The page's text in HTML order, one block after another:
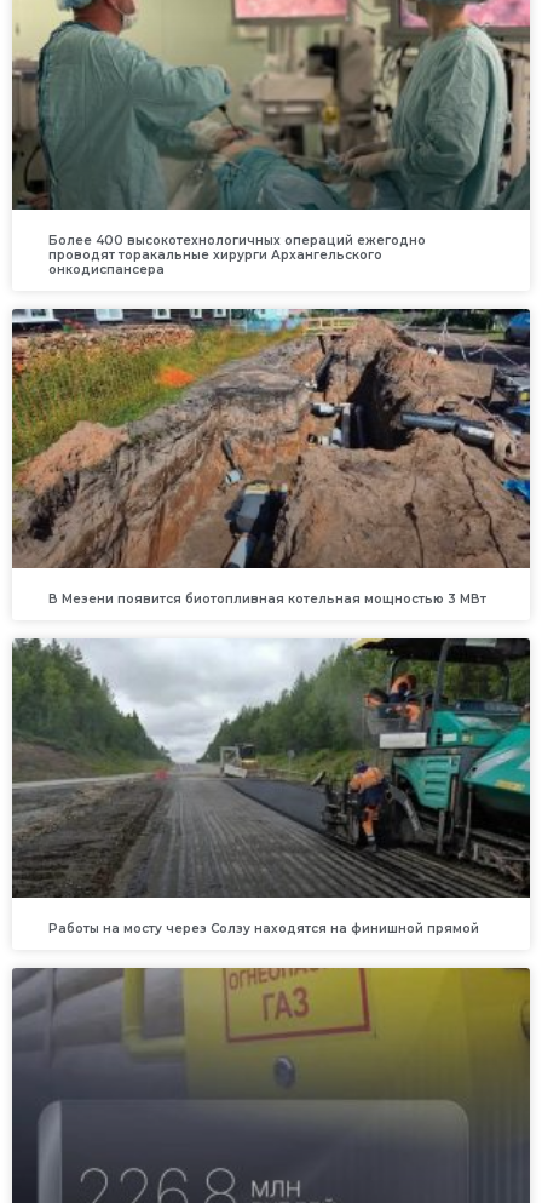
Более 400 высокотехнологичных операций ежегодно
проводят торакальные хирурги Архангельского
онкодиспансера
В Мезени появится биотопливная котельная мощностью 3 МВт
Работы на мосту через Солзу находятся на финишной прямой